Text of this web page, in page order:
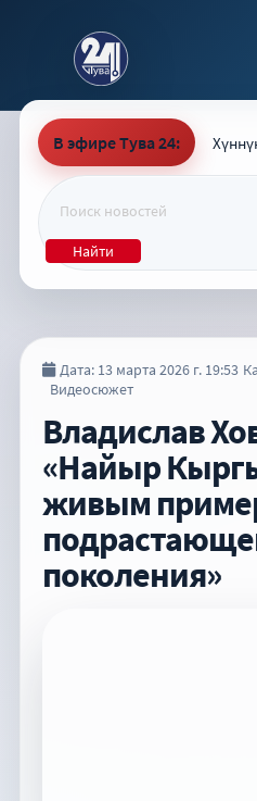
В эфире Тува 24:
Найти
Дата: 13 марта 2026 г. 19:53
Видеосюжет
Владислав
«Найыр
живым
поколения»